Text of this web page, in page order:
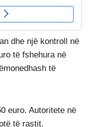
dhe një kontroll në
të fshehura në
të
euro. Autoritete në
të rastit.